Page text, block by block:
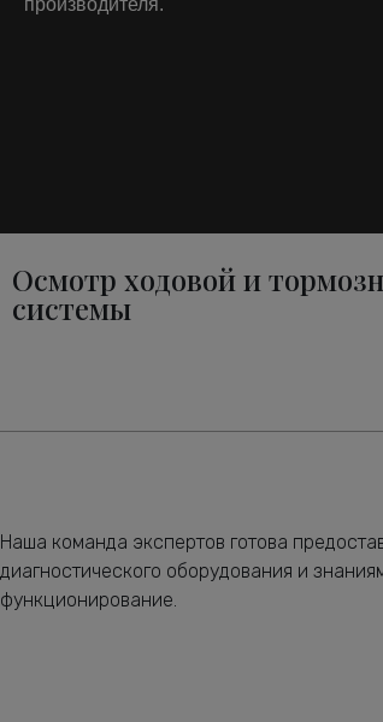
производителя.
Осмотр ходовой и
системы
Наша команда экспертов готова
диагностического оборудования и
функционирование.